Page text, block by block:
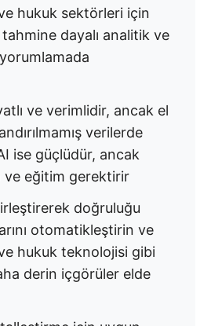
hukuk sektörleri için
dayalı analitik ve
ve verimlidir, ancak el
verilerde
ise güçlüdür, ancak
ve eğitim gerektirir
doğruluğu
otomatikleştirin ve
hukuk teknolojisi gibi
derin içgörüler elde